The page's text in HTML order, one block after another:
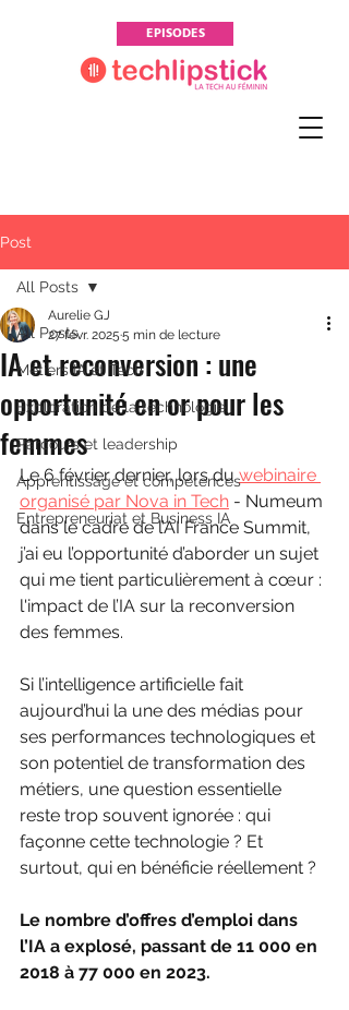
EPISODES
Post
All Posts
Métiers IA et Tech
Exploration de la technologie
Parcours et leadership
Apprentissage et compétences
Entrepreneuriat et Business IA
All Posts
IA et reconversion : une
opportunité en or pour les
femmes
Aurelie GJ
27 févr. 2025 5 min de lecture
Le 6 février dernier, lors du webinaire
organisé par Nova in Tech - Numeum
dans le cadre de l’AI France Summit,
j’ai eu l’opportunité d’aborder un sujet
qui me tient particulièrement à cœur :
l'impact de l’IA sur la reconversion
des femmes.
Si l’intelligence artificielle fait
aujourd’hui la une des médias pour
ses performances technologiques et
son potentiel de transformation des
métiers, une question essentielle
reste trop souvent ignorée : qui
façonne cette technologie ? Et
surtout, qui en bénéficie réellement ?
Le nombre d’offres d’emploi dans
l’IA a explosé, passant de 11 000 en
2018 à 77 000 en 2023.